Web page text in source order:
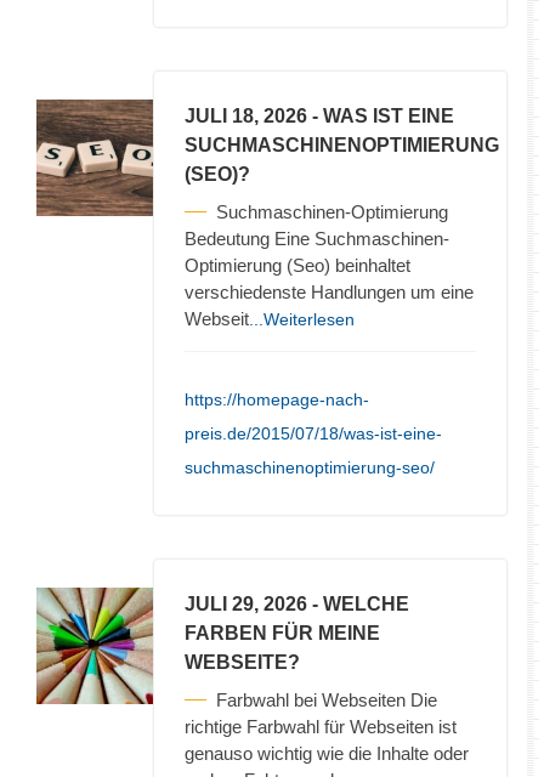
JULI 18, 2026 - WAS IST EINE
SUCHMASCHINENOPTIMIERUNG
(SEO)?
Suchmaschinen-Optimierung
Bedeutung Eine Suchmaschinen-
Optimierung (Seo) beinhaltet
verschiedenste Handlungen um eine
Webseit ...Weiterlesen
https://homepage-nach-
preis.de/2015/07/18/was-ist-eine-
suchmaschinenoptimierung-seo/
JULI 29, 2026 - WELCHE
FARBEN FÜR MEINE
WEBSEITE?
Farbwahl bei Webseiten Die
richtige Farbwahl für Webseiten ist
genauso wichtig wie die Inhalte oder